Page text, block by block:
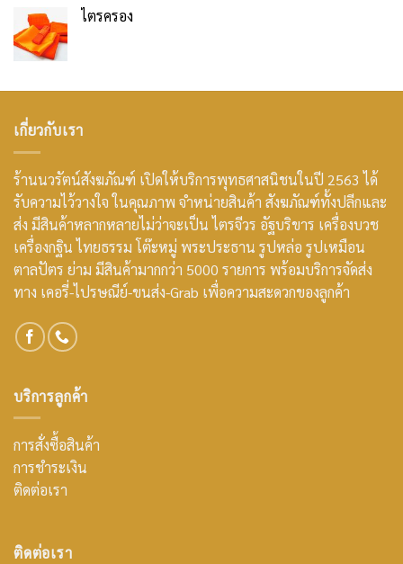
ไตรครอง
เกี่ยวกับเรา
ร้านนวรัตน์สังฆภัณฑ์ เปิดให้บริการพุทธศาสนิชนในปี 2563 ได้
รับความไว้วางใจ ในคุณภาพ จำหน่ายสินค้า สังฆภัณฑ์ทั้งปลีกและ
ส่ง มีสินค้าหลากหลายไม่ว่าจะเป็น ไตรจีวร อัฐบริขาร เครื่องบวช
เครื่องกฐิน ไทยธรรม โต๊ะหมู่ พระประธาน รูปหล่อ รูปเหมือน
ตาลปัตร ย่าม มีสินค้ามากกว่า 5000 รายการ พร้อมบริการจัดส่ง
ทาง เคอรี่-ไปรษณีย์-ขนส่ง-Grab เพื่อความสะดวกของลูกค้า
บริการลูกค้า
การสั่งซื้อสินค้า
การชำระเงิน
ติดต่อเรา
ติดต่อเรา